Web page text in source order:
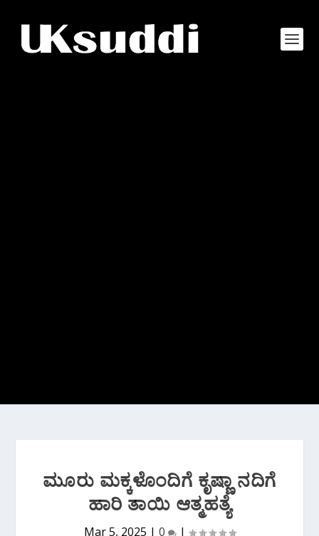
ಮೂರು ಮಕ್ಕಳೊಂದಿಗೆ ಕೃಷ್ಣಾ ನದಿಗೆ
ಹಾರಿ ತಾಯಿ ಆತ್ಮಹತ್ಯೆ
Mar 5, 2025 | 0 |